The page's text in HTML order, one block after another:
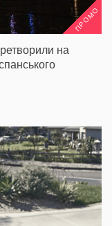
ПРОМО
на